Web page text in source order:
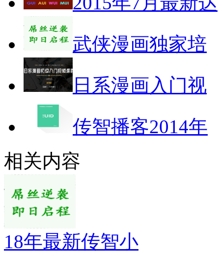
武侠漫画独家培
日系漫画入门视
传智播客2014年
相关内容
18年最新传智小